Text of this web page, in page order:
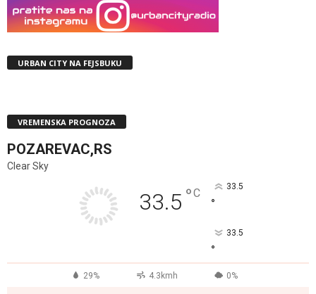
URBAN CITY NA FEJSBUKU
VREMENSKA PROGNOZA
POZAREVAC,RS
Clear Sky
33.5 °C 33.5
°
33.5
°
29% 4.3kmh 0%